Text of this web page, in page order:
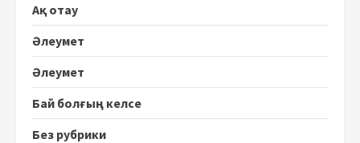
Ақ отау
Әлеумет
Әлеумет
Бай болғың келсе
Без рубрики